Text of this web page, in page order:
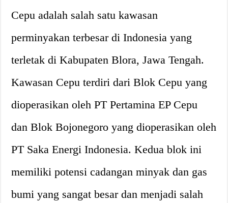
Cepu adalah salah satu kawasan
perminyakan terbesar di Indonesia yang
terletak di Kabupaten Blora, Jawa Tengah.
Kawasan Cepu terdiri dari Blok Cepu yang
dioperasikan oleh PT Pertamina EP Cepu
dan Blok Bojonegoro yang dioperasikan oleh
PT Saka Energi Indonesia. Kedua blok ini
memiliki potensi cadangan minyak dan gas
bumi yang sangat besar dan menjadi salah